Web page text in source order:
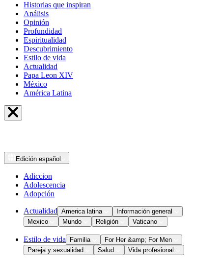
Historias que inspiran
Análisis
Opinión
Profundidad
Espiritualidad
Descubrimiento
Estilo de vida
Actualidad
Papa Leon XIV
México
América Latina
Edición español
Adiccion
Adolescencia
Adopción
Actualidad America latina
Información general
Mexico
Mundo Religión Vaticano
Estilo de vida Familia
For Her &amp; For Men
Pareja y sexualidad
Salud Vida profesional